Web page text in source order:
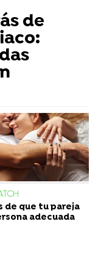
de
de que tu pareja
adecuada